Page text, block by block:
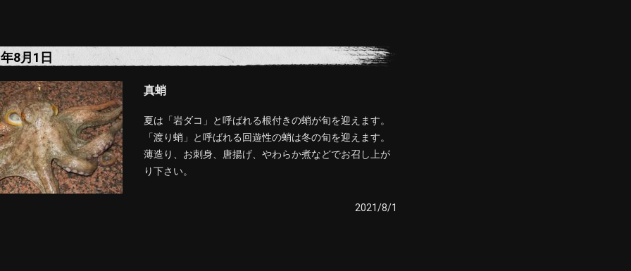
8月1日
真蛸
夏は「岩ダコ」と呼ばれる根付きの蛸が旬を迎えます。
「渡り蛸」と呼ばれる回遊性の蛸は冬の旬を迎えます。
薄造り、お刺身、唐揚げ、やわらか煮などでお召し上が
り下さい。
2021/8/1